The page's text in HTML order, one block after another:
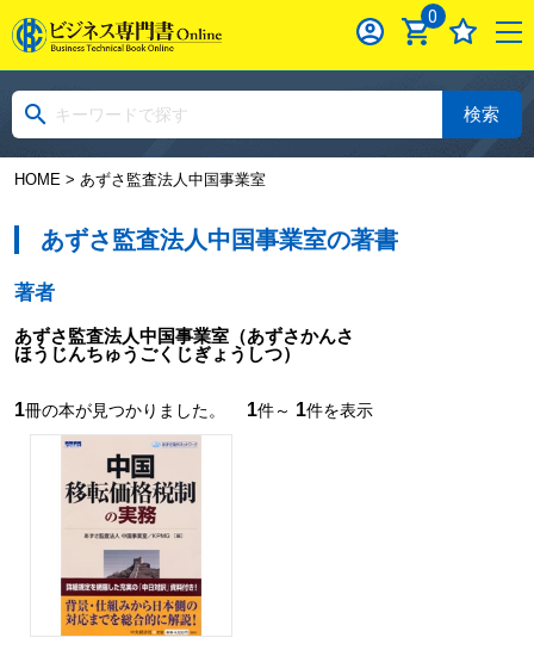
0
検索
HOME> あずさ監査法人中国事業室
あずさ監査法人中国事業室の著書
著者
あずさ監査法人中国事業室（あずさかんさ
ほうじんちゅうごくじぎょうしつ）
1冊の本が見つかりました。 1件～ 1件を表示